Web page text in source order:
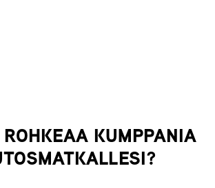
KUMPPANIA